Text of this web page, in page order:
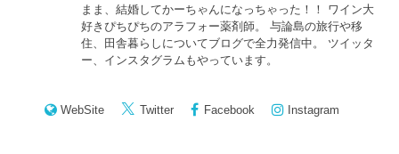
まま、結婚してかーちゃんになっちゃった！！ ワイン大
好きぴちぴちのアラフォー薬剤師。 与論島の旅行や移
住、田舎暮らしについてブログで全力発信中。 ツイッタ
ー、インスタグラムもやっています。
WebSite Twitter Facebook Instagram